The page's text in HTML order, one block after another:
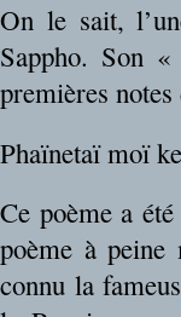
On le sait,
Sappho. Son
premières
Phaïnetaï moï
Ce poème a
poème à
connu la